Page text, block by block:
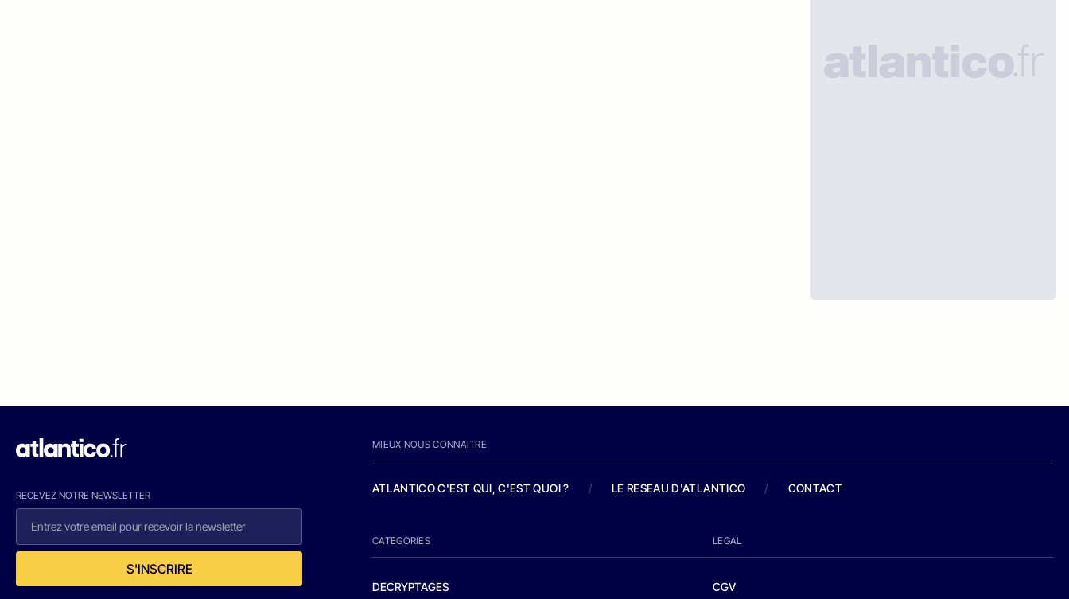
RECEVEZ NOTRE NEWSLETTER
S'INSCRIRE
MIEUX NOUS CONNAITRE
ATLANTICO C'EST QUI, C'EST QUOI ? / LE RESEAU D'ATLANTICO / CONTACT
CATEGORIES
DECRYPTAGES
LEGAL
CGV